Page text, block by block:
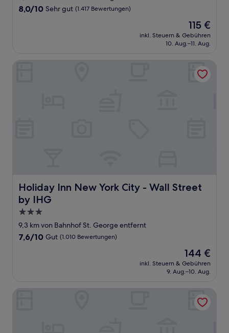
Unterkunft
8.0
Bewertungen)
8,0/10 Sehr gut (1.417 Bewertungen)
Der
Preis
beträgt
115 €
inkl. Steuern & Gebühren
10. Aug.–11. Aug.
Holiday Inn New York City - Wall Street
by IHG
Holiday Inn New York City - Wall Street by IHG
3.0-
Sterne-
Unterkunft
9,3 km von Bahnhof St. George entfernt
7.6
7,6/10 Gut (1.010 Bewertungen)
Der
Preis
beträgt
144 €
inkl. Steuern & Gebühren
9. Aug.–10. Aug.